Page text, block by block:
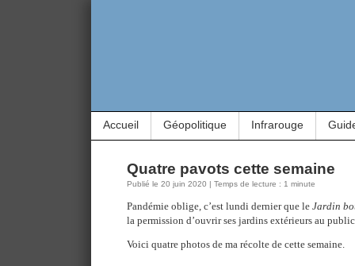
Accueil Géopolitique Infrarouge
Quatre pavots cette semaine
Publié le 20 juin 2020 | Temps de lecture : 1 minute
Pandémie oblige, c’est lundi dernier que le Jardin
la permission d’ouvrir ses jardins extérieurs au
Voici quatre photos de ma récolte de cette semaine.